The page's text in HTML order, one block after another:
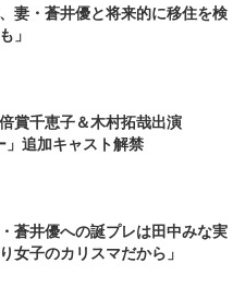
妻・蒼井優と将来的に移住を検
」
賞千恵子＆木村拓哉出演
」追加キャスト解禁
蒼井優への誕プレは田中みな実
女子のカリスマだから」